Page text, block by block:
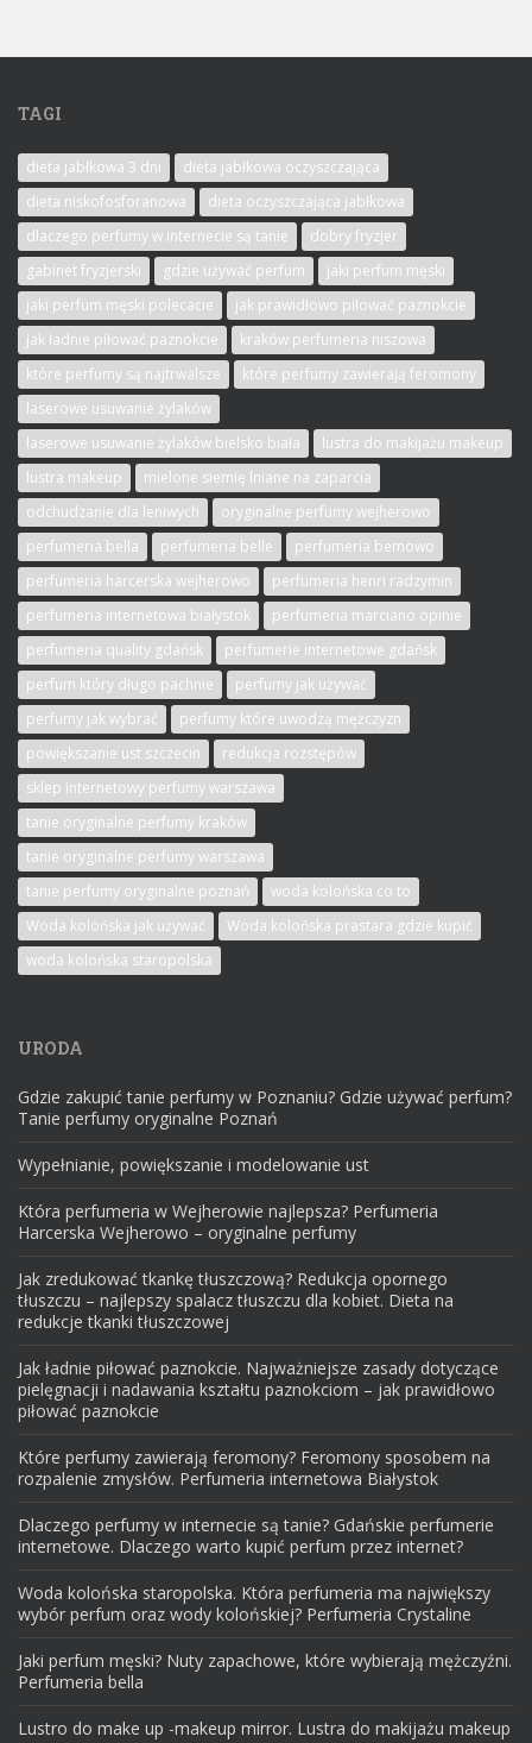
TAGI
dieta jabłkowa 3 dni
dieta jabłkowa oczyszczająca
dieta niskofosforanowa
dieta oczyszczająca jabłkowa
dlaczego perfumy w internecie są tanie
dobry fryzjer
gabinet fryzjerski
gdzie używać perfum
jaki perfum męski
jaki perfum męski polecacie
jak prawidłowo piłować paznokcie
jak ładnie piłować paznokcie
kraków perfumeria niszowa
które perfumy są najtrwalsze
które perfumy zawierają feromony
laserowe usuwanie żylaków
laserowe usuwanie żylaków bielsko biała
lustra do makijażu makeup
lustra makeup
mielone siemię lniane na zaparcia
odchudzanie dla leniwych
oryginalne perfumy wejherowo
perfumeria bella
perfumeria belle
perfumeria bemowo
perfumeria harcerska wejherowo
perfumeria henri radzymin
perfumeria internetowa białystok
perfumeria marciano opinie
perfumeria quality gdańsk
perfumerie internetowe gdańsk
perfum który długo pachnie
perfumy jak używać
perfumy jak wybrać
perfumy które uwodzą mężczyzn
powiększanie ust szczecin
redukcja rozstępów
sklep internetowy perfumy warszawa
tanie oryginalne perfumy kraków
tanie oryginalne perfumy warszawa
tanie perfumy oryginalne poznań
woda kolońska co to
Woda kolońska jak używać
Woda kolońska prastara gdzie kupić
woda kolońska staropolska
URODA
Gdzie zakupić tanie perfumy w Poznaniu? Gdzie używać perfum?
Tanie perfumy oryginalne Poznań
Wypełnianie, powiększanie i modelowanie ust
Która perfumeria w Wejherowie najlepsza? Perfumeria
Harcerska Wejherowo – oryginalne perfumy
Jak zredukować tkankę tłuszczową? Redukcja opornego
tłuszczu – najlepszy spalacz tłuszczu dla kobiet. Dieta na
redukcje tkanki tłuszczowej
Jak ładnie piłować paznokcie. Najważniejsze zasady dotyczące
pielęgnacji i nadawania kształtu paznokciom – jak prawidłowo
piłować paznokcie
Które perfumy zawierają feromony? Feromony sposobem na
rozpalenie zmysłów. Perfumeria internetowa Białystok
Dlaczego perfumy w internecie są tanie? Gdańskie perfumerie
internetowe. Dlaczego warto kupić perfum przez internet?
Woda kolońska staropolska. Która perfumeria ma największy
wybór perfum oraz wody kolońskiej? Perfumeria Crystaline
Jaki perfum męski? Nuty zapachowe, które wybierają mężczyźni.
Perfumeria bella
Lustro do make up -makeup mirror. Lustra do makijażu makeup